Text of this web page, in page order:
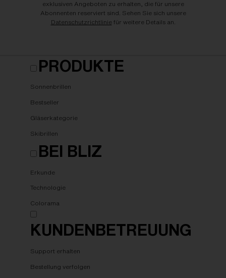
exklusiven Angeboten zu erhalten, die für unsere
Abonnenten reserviert sind. Sehen Sie sich unsere
Datenschutzrichtlinie für weitere Details an.
PRODUKTE
Sonnenbrillen
Bestseller
Gläserkategorie
Skibrillen
BEI BLIZ
Erkunde
Technologie
Colorama
KUNDENBETREUUNG
Support erhalten
Bestellung verfolgen